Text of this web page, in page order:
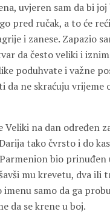
uvjeren sam da bi joj
pred ručak, a to će
i zanese. Zapazio
da često veliki i
poduhvate i važne
da ne skraćuju vrijeme
Veliki na dan određen
tako čvrsto i do
bio prinuđen
mu krevetu, dva ili
imenu samo da ga
da se krene u boj.